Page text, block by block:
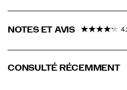
NOTES ET AVIS
CONSULTÉ RÉCEMMENT